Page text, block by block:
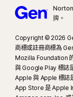
Norton
牌。
Copyright © 2026
商標或註冊商標為
Mozilla Foundation
與 Google Play 標誌
Apple 與 Apple 標誌
App Store 是 Apple